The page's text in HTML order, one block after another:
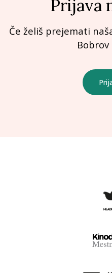
Prijava
Če želiš prejemati
Bobrov